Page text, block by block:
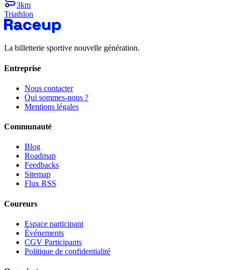
3km
Triathlon
La billetterie sportive nouvelle génération.
Entreprise
Nous contacter
Qui sommes-nous ?
Mentions légales
Communauté
Blog
Roadmap
Feedbacks
Sitemap
Flux RSS
Coureurs
Espace participant
Événements
CGV Participants
Politique de confidentialité